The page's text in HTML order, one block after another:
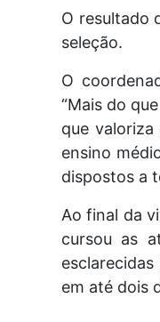
O resultado
seleção.
O
“Mais do
que
ensino
dispostos a
Ao final da
cursou as
em até dois